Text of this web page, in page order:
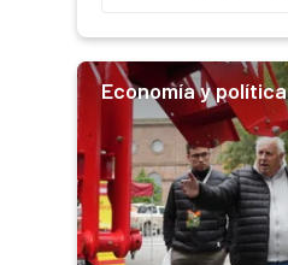
Economía y política